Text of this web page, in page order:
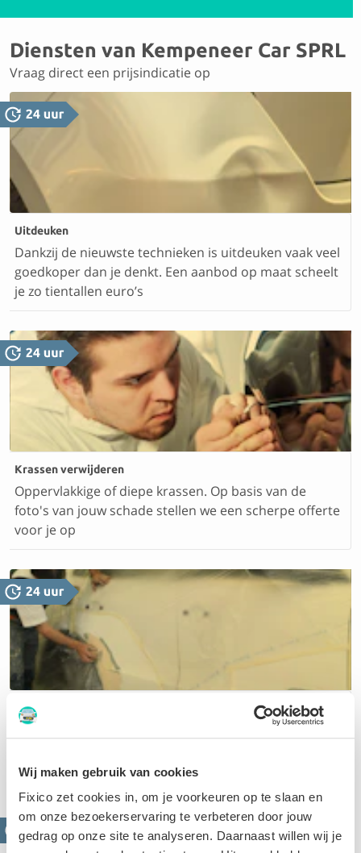
Wij maken gebruik van cookies
Fixico zet cookies in, om je voorkeuren op te slaan en
om onze bezoekerservaring te verbeteren door jouw
gedrag op onze site te analyseren. Daarnaast willen wij je
Diensten van Kempeneer Car SPRL
Vraag direct een prijsindicatie op
Uitdeuken
Dankzij de nieuwste technieken is uitdeuken vaak veel
goedkoper dan je denkt. Een aanbod op maat scheelt
je zo tientallen euro’s
Krassen verwijderen
Oppervlakkige of diepe krassen. Op basis van de
foto's van jouw schade stellen we een scherpe offerte
voor je op
Smart repair
Smart Repair, oftewel “Small and Medium Area Repair
hersteltechnieken.